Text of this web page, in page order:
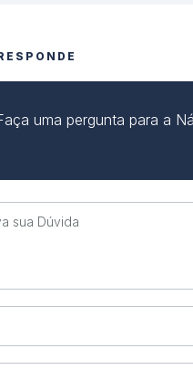
uma pergunta para a
sua Dúvida